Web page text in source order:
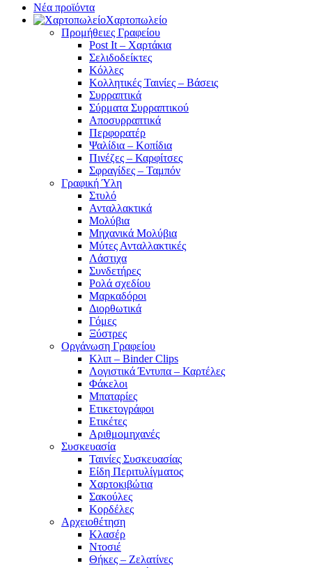
Νέα προϊόντα
Χαρτοπωλείο
Προμήθειες Γραφείου
Post It – Χαρτάκια
Σελιδοδείκτες
Κόλλες
Κολλητικές Ταινίες – Βάσεις
Συρραπτικά
Σύρματα Συρραπτικού
Αποσυρραπτικά
Περφορατέρ
Ψαλίδια – Κοπίδια
Πινέζες – Καρφίτσες
Σφραγίδες – Ταμπόν
Γραφική Ύλη
Στυλό
Ανταλλακτικά
Μολύβια
Μηχανικά Μολύβια
Μύτες Ανταλλακτικές
Λάστιχα
Συνδετήρες
Ρολά σχεδίου
Μαρκαδόροι
Διορθωτικά
Γόμες
Ξύστρες
Οργάνωση Γραφείου
Κλιπ – Binder Clips
Λογιστικά Έντυπα – Καρτέλες
Φάκελοι
Μπαταρίες
Ετικετογράφοι
Ετικέτες
Αριθμομηχανές
Συσκευασία
Ταινίες Συσκευασίας
Είδη Περιτυλίγματος
Χαρτοκιβώτια
Σακούλες
Κορδέλες
Αρχειοθέτηση
Κλασέρ
Ντοσιέ
Θήκες – Ζελατίνες